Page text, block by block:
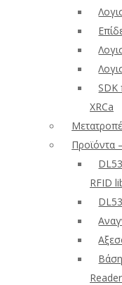
SDK
XRCa
Προϊόντα
RFID